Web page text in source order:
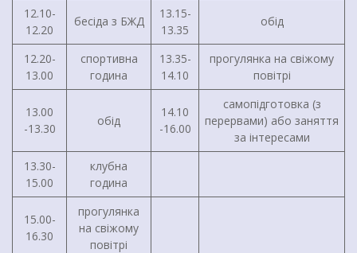
12.10-
12.20
бесіда з БЖД
13.15-
13.35
обід
12.20-
13.00
спортивна
година
13.35-
14.10
прогулянка на свіжому
повітрі
13.00
-13.30
обід
14.10
-16.00
самопідготовка (з
перервами) або заняття
за інтересами
13.30-
15.00
клубна
година
15.00-
16.30
прогулянка
на свіжому
повітрі